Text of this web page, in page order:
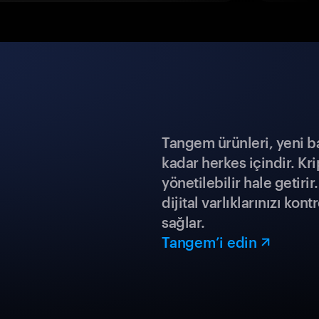
Tangem ürünleri, yeni
kadar herkes içindir.
yönetilebilir hale
dijital varlıklarınızı
sağlar.
Tangem’i edin